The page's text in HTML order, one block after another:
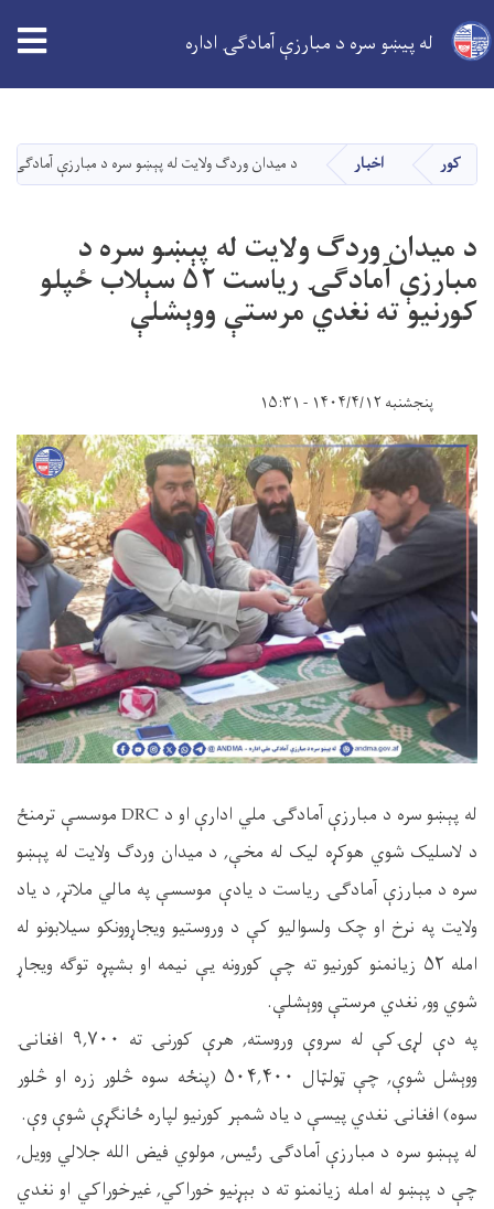
دانګل
له پیښو سره د مبارزې آمادګۍ اداره
کور اخبار د میدان وردګ ولایت له پېښو سره د مبارزې آمادګۍ ریاست ۵۲ سېلاب ځپلو کورنیو ته نغدي
د میدان وردګ ولایت له پېښو سره د
مبارزې آمادګۍ ریاست ۵۲ سېلاب ځپلو
کورنیو ته نغدي مرستې ووېشلې
پنجشنبه ۱۴۰۴/۴/۱۲ - ۱۵:۳۱
له پېښو سره د مبارزې آمادګۍ ملي ادارې او د DRC موسسې ترمنځ
د لاسلیک شوي هوکړه لیک له مخې, د میدان وردګ ولایت له پېښو
سره د مبارزې آمادګۍ ریاست د یادې موسسې په مالي ملاتړ, د یاد
ولایت په نرخ او چک ولسوالیو کې د وروستیو ویجاړوونکو سیلابونو له
امله ۵۲ زیانمنو کورنیو ته چې کورونه یې نیمه او بشپړه توګه ویجاړ
شوي وو, نغدي مرستې ووېشلې.
په دې لړۍکې له سروې وروسته, هرې کورنۍ ته ۹,۷۰۰ افغانۍ
ووېشل شوې, چې ټولټال ۵۰۴,۴۰۰ (پنځه سوه څلور زره او څلور
سوه) افغانۍ نغدي پیسې د یاد شمېر کورنیو لپاره ځانګړې شوې وې.
له پېښو سره د مبارزې آمادګۍ رئیس, مولوي فیض الله جلالي وویل,
چې د پېښو له امله زیانمنو ته د بېړنیو خوراکي, غیرخوراکي او نغدي